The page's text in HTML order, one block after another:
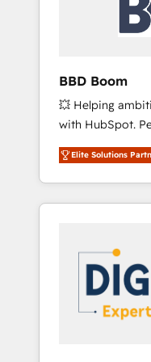
across offices
Canada,
international
BBD Boom
💥 Helping
with HubSpot.
BBD Boom is
to HubSpot
solve all your
adoption, sales
HubSpot set-up
and build using
with other
HubSpot pros
Elite Solutions